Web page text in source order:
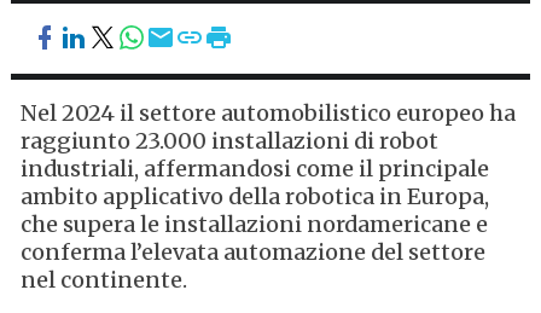
Nel 2024 il settore automobilistico europeo ha
raggiunto 23.000 installazioni di robot
industriali, affermandosi come il principale
ambito applicativo della robotica in Europa,
che supera le installazioni nordamericane e
conferma l’elevata automazione del settore
nel continente.